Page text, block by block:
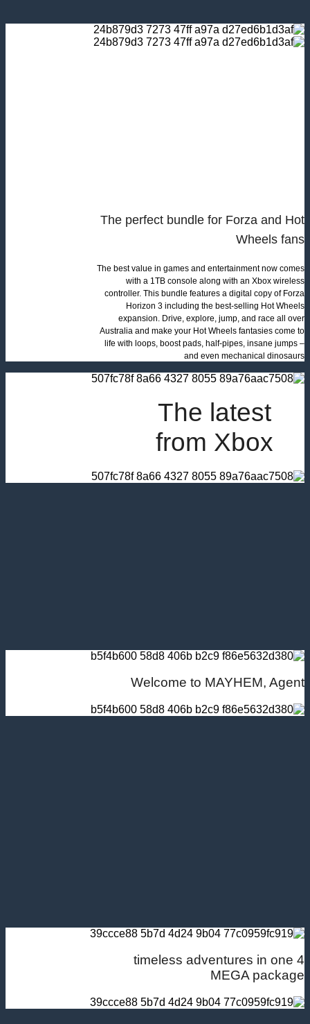
The perfect bundle for Forza and Hot
Wheels fans
The best value in games and entertainment now comes
with a 1TB console along with an Xbox wireless
controller. This bundle features a digital copy of Forza
Horizon 3 including the best-selling Hot Wheels
expansion. Drive, explore, jump, and race all over
Australia and make your Hot Wheels fantasies come to
life with loops, boost pads, half-pipes, insane jumps –
and even mechanical dinosaurs
The latest
from Xbox
Welcome to MAYHEM, Agent
4 timeless adventures in one
MEGA package